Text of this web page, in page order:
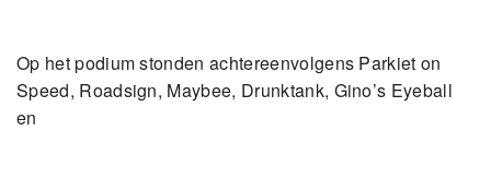
Op het podium stonden achtereenvolgens Parkiet on
Speed, Roadsign, Maybee, Drunktank, Gino’s Eyeball
en